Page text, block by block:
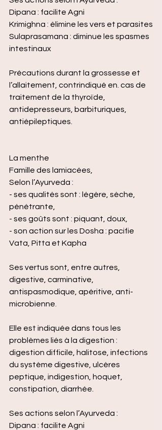
Dipana : facilite Agni
Krimighna : élimine les vers et parasites
Sulaprasamana : diminue les spasmes
intestinaux
Précautions durant la grossesse et
l’allaitement, contrindiqué en. cas de
traitement de la thyroïde,
antidepresseurs, barbituriques,
antiépileptiques.
La menthe
Famille des lamiacées,
Selon l’Ayurveda :
- ses qualités sont : légère, sèche,
pénétrante,
- ses goûts sont : piquant, doux,
- son action sur les Dosha : pacifie
Vata, Pitta et Kapha
Ses vertus sont, entre autres,
digestive, carminative,
antispasmodique, apéritive, anti-
microbienne.
Elle est indiquée dans tous les
problèmes liés à la digestion :
digestion difficile, halitose, infections
du système digestive, ulcères
peptique, indigestion, hoquet,
constipation, diarrhée.
Ses actions selon l’Ayurveda :
Dipana : facilite Agni